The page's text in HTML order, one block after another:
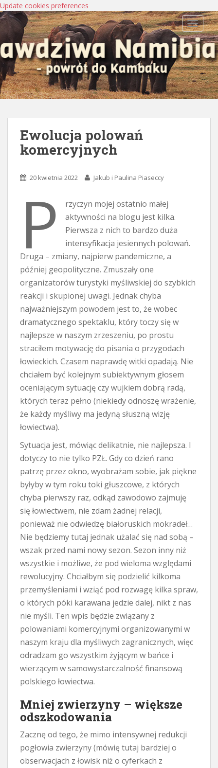
Update cookies preferences
Ewolucja polowań
komercyjnych
20 kwietnia 2022 Jakub i Paulina Piaseccy
P
rzyczyn mojej ostatnio małej
aktywności na blogu jest kilka.
Pierwsza z nich to bardzo duża
intensyfikacja jesiennych polowań.
Druga – zmiany, najpierw pandemiczne, a
później geopolityczne. Zmuszały one
organizatorów turystyki myśliwskiej do szybkich
reakcji i skupionej uwagi. Jednak chyba
najważniejszym powodem jest to, że wobec
dramatycznego spektaklu, który toczy się w
najlepsze w naszym zrzeszeniu, po prostu
straciłem motywację do pisania o przygodach
łowieckich. Czasem naprawdę witki opadają. Nie
chciałem być kolejnym subiektywnym głosem
oceniającym sytuację czy wujkiem dobrą radą,
których teraz pełno (niekiedy odnoszę wrażenie,
że każdy myśliwy ma jedyną słuszną wizję
łowiectwa).
Sytuacja jest, mówiąc delikatnie, nie najlepsza. I
dotyczy to nie tylko PZŁ. Gdy co dzień rano
patrzę przez okno, wyobrażam sobie, jak piękne
byłyby w tym roku toki głuszcowe, z których
chyba pierwszy raz, odkąd zawodowo zajmuję
się łowiectwem, nie zdam żadnej relacji,
ponieważ nie odwiedzę białoruskich mokradeł…
Nie będziemy tutaj jednak użalać się nad sobą –
wszak przed nami nowy sezon. Sezon inny niż
wszystkie i możliwe, że pod wieloma względami
rewolucyjny. Chciałbym się podzielić kilkoma
przemyśleniami i wziąć pod rozwagę kilka spraw,
o których póki karawana jedzie dalej, nikt z nas
nie myśli. Ten wpis będzie związany z
polowaniami komercyjnymi organizowanymi w
naszym kraju dla myśliwych zagranicznych, więc
odradzam go wszystkim żyjącym w bańce i
wierzącym w samowystarczalność finansową
polskiego łowiectwa.
Mniej zwierzyny – większe
odszkodowania
Zacznę od tego, że mimo intensywnej redukcji
pogłowia zwierzyny (mówię tutaj bardziej o
obserwacjach z łowisk niż o cyferkach z